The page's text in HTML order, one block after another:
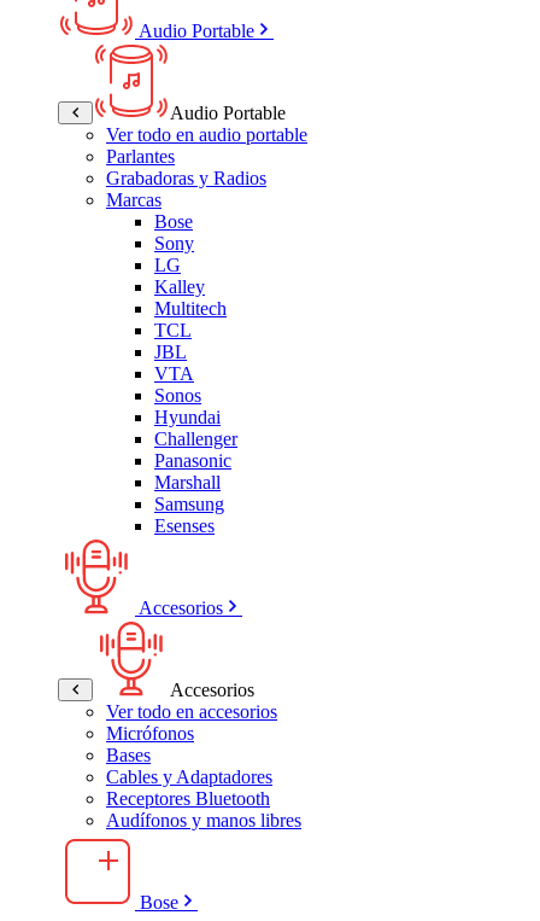
Audio Portable
Audio Portable
Ver todo en audio portable
Parlantes
Grabadoras y Radios
Marcas
Bose
Sony
LG
Kalley
Multitech
TCL
JBL
VTA
Sonos
Hyundai
Challenger
Panasonic
Marshall
Samsung
Esenses
Accesorios
Accesorios
Ver todo en accesorios
Micrófonos
Bases
Cables y Adaptadores
Receptores Bluetooth
Audífonos y manos libres
Bose